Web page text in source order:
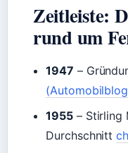
Zeitleiste:
rund um
1947 –
1955 – Stirling
Durchschnitt